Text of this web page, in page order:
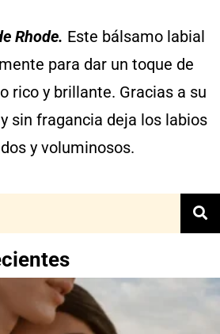
Rhode. Este bálsamo labial
para dar un toque de
rico y brillante. Gracias a su
sin fragancia deja los labios
y voluminosos.